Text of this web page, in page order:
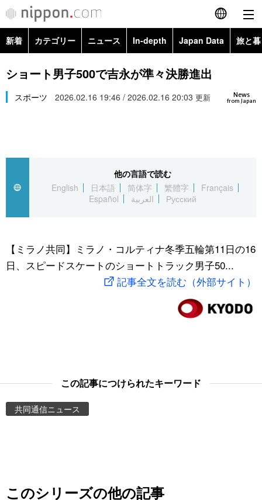
English
简体字
繁體字
العربية
社会
スポーツ・東京2020
旅と暮らし
Images
新着 カテゴリー ニュース In-depth Japan Data 旅と
政治・外交
経済・ビジネス
社会
文化
科学・技術
暮らし
Images
お知らせ
ショート男子500で吉永が準々決勝進出
News
from Japan
スポーツ 2026.02.16 19:46 / 2026.02.16 20:03 更新
他の言語で読む
English
日本語 简体字 繁體字
Français
Español
العربية Русский
【ミラノ共同】ミラノ・コルティナ冬季五輪第11日の16
日、スピードスケートのショートトラック男子50...
記事全文を読む（外部サイト）
この記事につけられたキーワード
共同通信ニュース
このシリーズの他の記事